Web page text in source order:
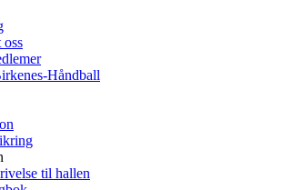
Håndball
til hallen